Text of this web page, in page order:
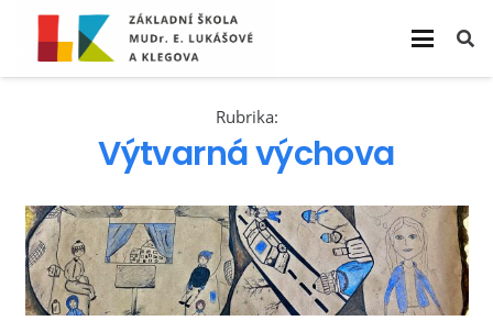
Rubrika:
Výtvarná výchova